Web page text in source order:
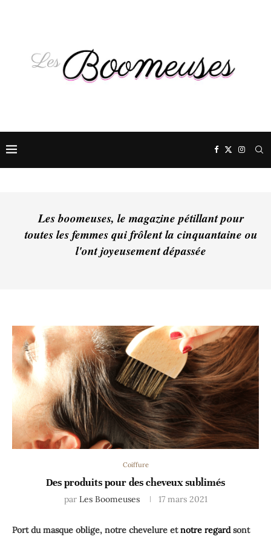
Les boomeuses, le magazine pétillant pour
toutes les femmes qui frôlent la cinquantaine ou
l'ont joyeusement dépassée
Coiffure
Des produits pour des cheveux sublimés
par Les Boomeuses 17 mars 2021
Port du masque oblige, notre chevelure etnotre regardsont